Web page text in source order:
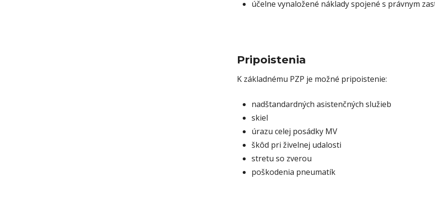
účelne vynaložené náklady spojené s právnym
Pripoistenia
K základnému PZP je možné pripoistenie:
nadštandardných asistenčných služieb
skiel
úrazu celej posádky MV
škôd pri živelnej udalosti
stretu so zverou
poškodenia pneumatík